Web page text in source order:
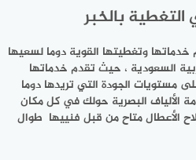
التغطية بالخبر
وتغطيتها القوية دوما لسعيها
السعودية ، حيث تقدم خدماتها
مستويات الجودة التي تريدها دوما
الألياف البصرية حولك في كل مكان
الأعطال متاح من قبل فنييها طوال